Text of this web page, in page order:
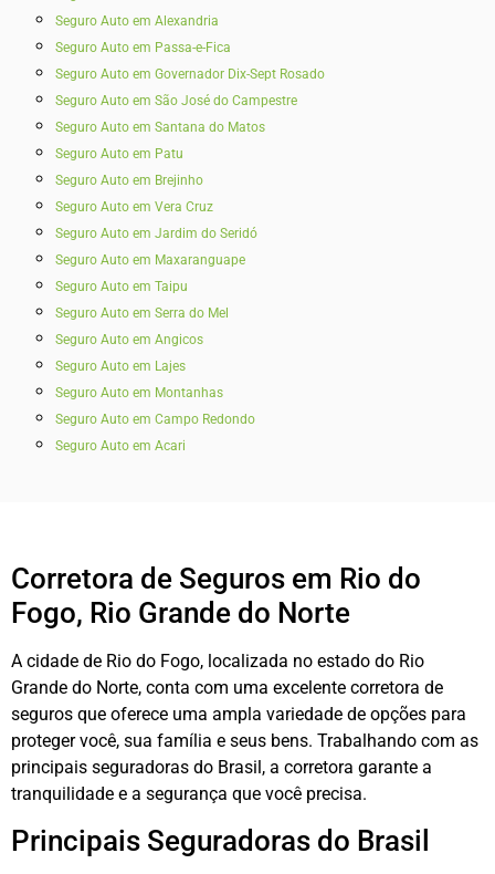
Seguro Auto em Alexandria
Seguro Auto em Passa-e-Fica
Seguro Auto em Governador Dix-Sept Rosado
Seguro Auto em São José do Campestre
Seguro Auto em Santana do Matos
Seguro Auto em Patu
Seguro Auto em Brejinho
Seguro Auto em Vera Cruz
Seguro Auto em Jardim do Seridó
Seguro Auto em Maxaranguape
Seguro Auto em Taipu
Seguro Auto em Serra do Mel
Seguro Auto em Angicos
Seguro Auto em Lajes
Seguro Auto em Montanhas
Seguro Auto em Campo Redondo
Seguro Auto em Acari
Corretora de Seguros em Rio do
Fogo, Rio Grande do Norte
A cidade de Rio do Fogo, localizada no estado do Rio
Grande do Norte, conta com uma excelente corretora de
seguros que oferece uma ampla variedade de opções para
proteger você, sua família e seus bens. Trabalhando com as
principais seguradoras do Brasil, a corretora garante a
tranquilidade e a segurança que você precisa.
Principais Seguradoras do Brasil